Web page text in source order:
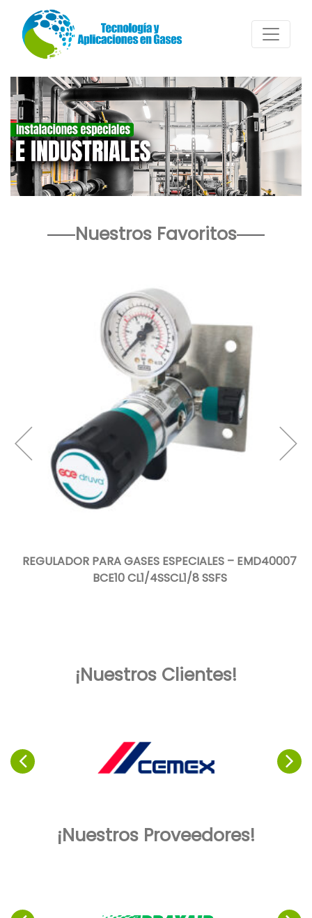
Nuestros Favoritos
REGULADOR PARA GASES ESPECIALES – EMD40007
BCE10 CL1/4SSCL1/8 SSFS
¡Nuestros Clientes!
¡Nuestros Proveedores!